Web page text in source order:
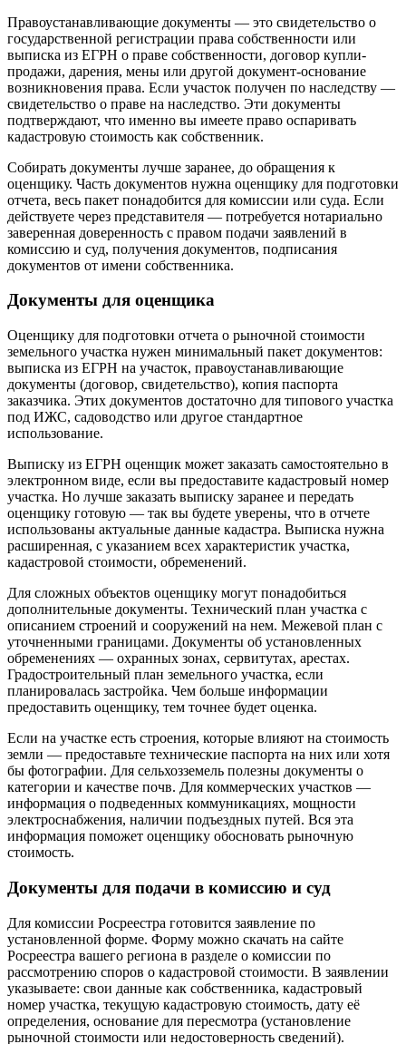
Правоустанавливающие документы — это свидетельство о
государственной регистрации права собственности или
выписка из ЕГРН о праве собственности, договор купли-
продажи, дарения, мены или другой документ-основание
возникновения права. Если участок получен по наследству —
свидетельство о праве на наследство. Эти документы
подтверждают, что именно вы имеете право оспаривать
кадастровую стоимость как собственник.
Собирать документы лучше заранее, до обращения к
оценщику. Часть документов нужна оценщику для подготовки
отчета, весь пакет понадобится для комиссии или суда. Если
действуете через представителя — потребуется нотариально
заверенная доверенность с правом подачи заявлений в
комиссию и суд, получения документов, подписания
документов от имени собственника.
Документы для оценщика
Оценщику для подготовки отчета о рыночной стоимости
земельного участка нужен минимальный пакет документов:
выписка из ЕГРН на участок, правоустанавливающие
документы (договор, свидетельство), копия паспорта
заказчика. Этих документов достаточно для типового участка
под ИЖС, садоводство или другое стандартное
использование.
Выписку из ЕГРН оценщик может заказать самостоятельно в
электронном виде, если вы предоставите кадастровый номер
участка. Но лучше заказать выписку заранее и передать
оценщику готовую — так вы будете уверены, что в отчете
использованы актуальные данные кадастра. Выписка нужна
расширенная, с указанием всех характеристик участка,
кадастровой стоимости, обременений.
Для сложных объектов оценщику могут понадобиться
дополнительные документы. Технический план участка с
описанием строений и сооружений на нем. Межевой план с
уточненными границами. Документы об установленных
обременениях — охранных зонах, сервитутах, арестах.
Градостроительный план земельного участка, если
планировалась застройка. Чем больше информации
предоставить оценщику, тем точнее будет оценка.
Если на участке есть строения, которые влияют на стоимость
земли — предоставьте технические паспорта на них или хотя
бы фотографии. Для сельхозземель полезны документы о
категории и качестве почв. Для коммерческих участков —
информация о подведенных коммуникациях, мощности
электроснабжения, наличии подъездных путей. Вся эта
информация поможет оценщику обосновать рыночную
стоимость.
Документы для подачи в комиссию и суд
Для комиссии Росреестра готовится заявление по
установленной форме. Форму можно скачать на сайте
Росреестра вашего региона в разделе о комиссии по
рассмотрению споров о кадастровой стоимости. В заявлении
указываете: свои данные как собственника, кадастровый
номер участка, текущую кадастровую стоимость, дату её
определения, основание для пересмотра (установление
рыночной стоимости или недостоверность сведений).